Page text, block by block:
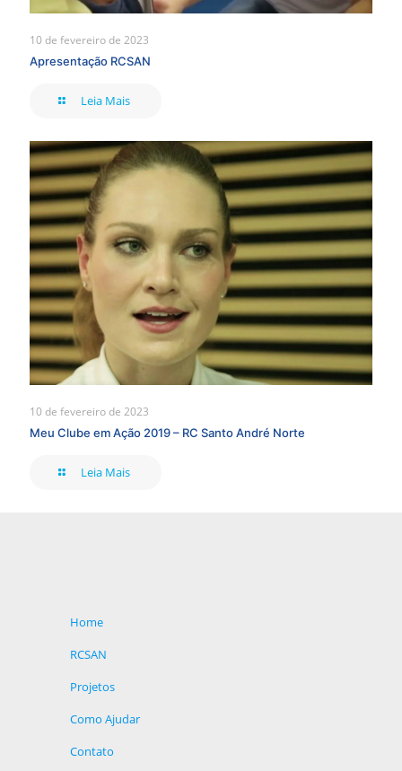
10 de fevereiro de 2023
Apresentação RCSAN
Leia Mais
10 de fevereiro de 2023
Meu Clube em Ação 2019 – RC Santo André Norte
Leia Mais
Home
RCSAN
Projetos
Como Ajudar
Contato